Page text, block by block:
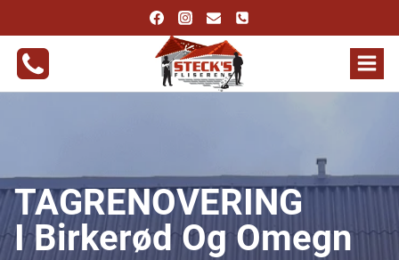
til
indhold
TAGRENOVERING
I Birkerød Og Omegn